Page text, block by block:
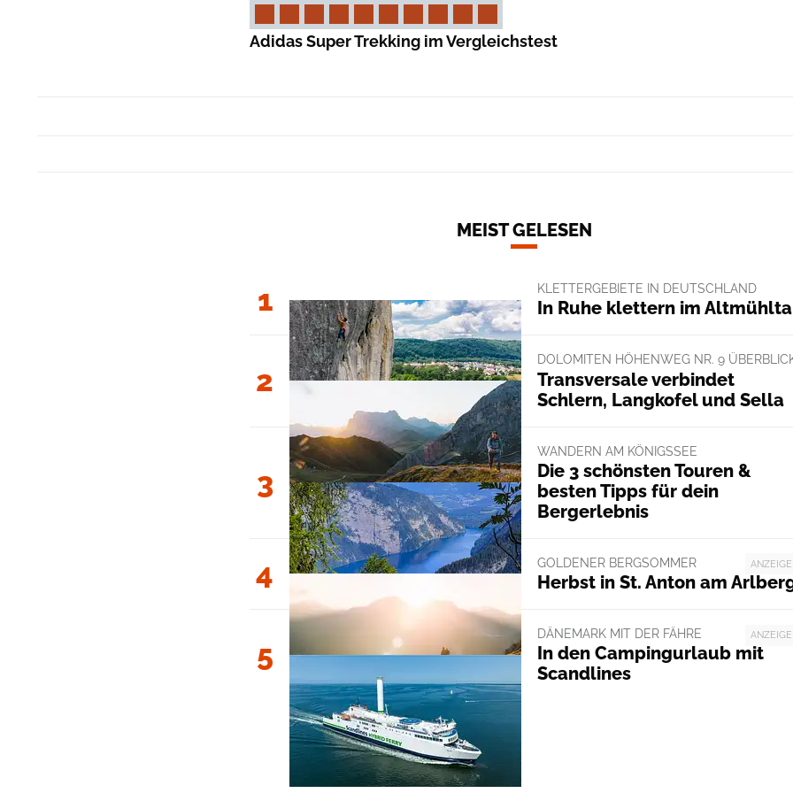
Adidas Super Trekking im Vergleichstest
MEIST GELESEN
1 KLETTERGEBIETE IN DEUTSCHLAND
In Ruhe klettern im
2
DOLOMITEN HÖHENWEG NR. 9
Transversale verbindet
Schlern, Langkofel und Sella
3
WANDERN AM KÖNIGSSEE
Die 3 schönsten Touren &
besten Tipps für dein
Bergerlebnis
4 ANZEIGE
GOLDENER BERGSOMMER
Herbst in St. Anton am
5
ANZEIGE
DÄNEMARK MIT DER FÄHRE
In den Campingurlaub mit
Scandlines